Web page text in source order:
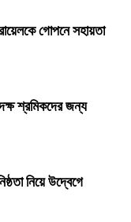
গোপনে সহায়তা
শ্রমিকদের জন্য
নিয়ে উদ্বেগে